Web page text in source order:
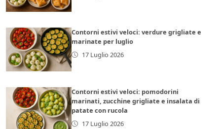
Contorni estivi veloci: verdure grigliate e
marinate per luglio
17 Luglio 2026
Contorni estivi veloci: pomodorini
marinati, zucchine grigliate e insalata di
patate con rucola
17 Luglio 2026